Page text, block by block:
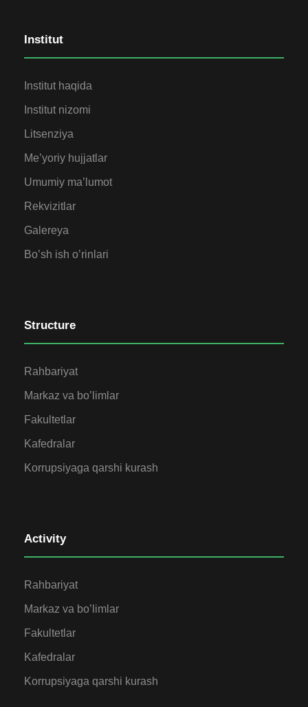
Institut
Institut haqida
Institut nizomi
Litsenziya
Me’yoriy hujjatlar
Umumiy ma’lumot
Rekvizitlar
Galereya
Bo’sh ish o’rinlari
Structure
Rahbariyat
Markaz va bo’limlar
Fakultetlar
Kafedralar
Korrupsiyaga qarshi kurash
Activity
Rahbariyat
Markaz va bo’limlar
Fakultetlar
Kafedralar
Korrupsiyaga qarshi kurash